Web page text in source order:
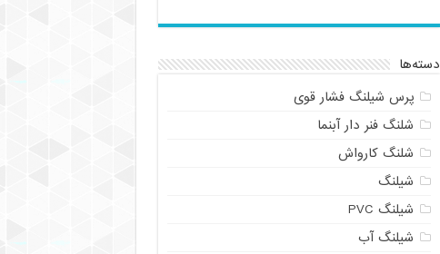
دسته‌ها
پرس شیلنگ فشار قوی
شلنگ فنر دار آبنما
شلنگ کارواش
شیلنگ
شیلنگ PVC
شیلنگ آب